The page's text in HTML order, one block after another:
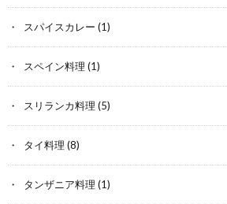
スパイスカレー (1)
スペイン料理 (1)
スリランカ料理 (5)
タイ料理 (8)
タンザニア料理 (1)